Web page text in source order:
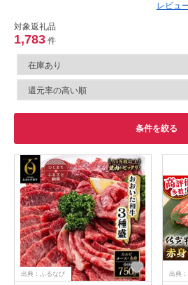
レビュ
対象返礼品
1,783 件
条件を絞る
出典：ふるなび 出典